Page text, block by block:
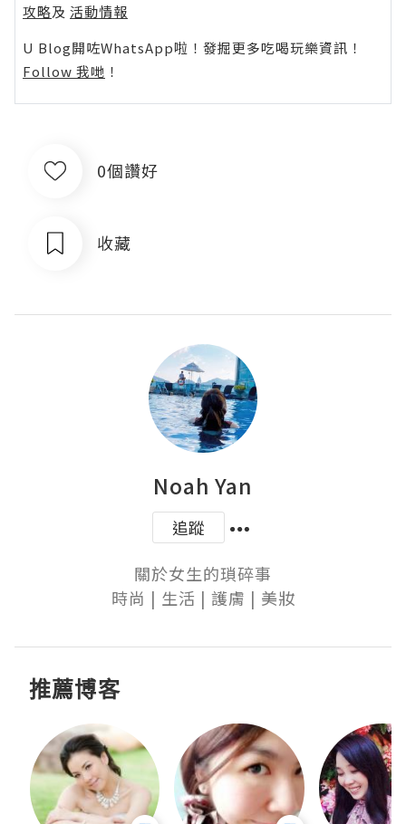
攻略及 活動情報
U Blog開咗WhatsApp啦！發掘更多吃喝玩樂資訊！
Follow 我哋 ！
0個讚好
收藏
Noah Yan
追蹤
關於女生的瑣碎事
時尚 | 生活 | 護膚 | 美妝
推薦博客